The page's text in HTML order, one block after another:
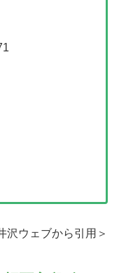
沢ウェブから引用＞